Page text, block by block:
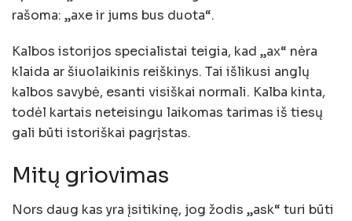
rašoma: „axe ir jums bus duota“.
Kalbos istorijos specialistai teigia, kad „ax“ nėra
klaida ar šiuolaikinis reiškinys. Tai išlikusi anglų
kalbos savybė, esanti visiškai normali. Kalba kinta,
todėl kartais neteisingu laikomas tarimas iš tiesų
gali būti istoriškai pagrįstas.
Mitų griovimas
Nors daug kas yra įsitikinę, jog žodis „ask“ turi būti